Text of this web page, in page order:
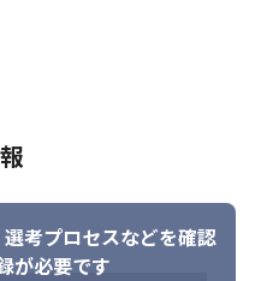
選考プロセスなどを確認
が必要です